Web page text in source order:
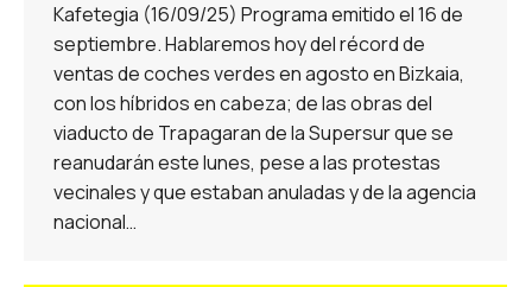
Kafetegia (16/09/25) Programa emitido el 16 de
septiembre. Hablaremos hoy del récord de
ventas de coches verdes en agosto en Bizkaia,
con los híbridos en cabeza; de las obras del
viaducto de Trapagaran de la Supersur que se
reanudarán este lunes, pese a las protestas
vecinales y que estaban anuladas y de la agencia
nacional…